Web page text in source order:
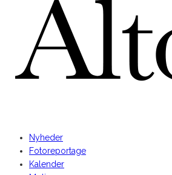
Nyheder
Fotoreportage
Kalender